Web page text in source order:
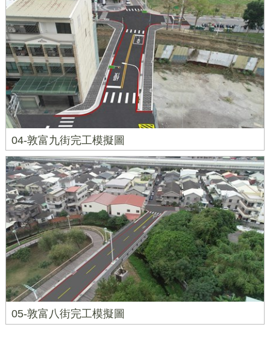
04-敦富九街完工模擬圖
05-敦富八街完工模擬圖